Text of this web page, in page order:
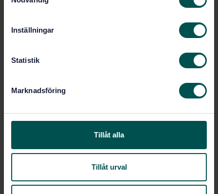
Inställningar
Statistik
Marknadsföring
Tillåt alla
Tillåt urval